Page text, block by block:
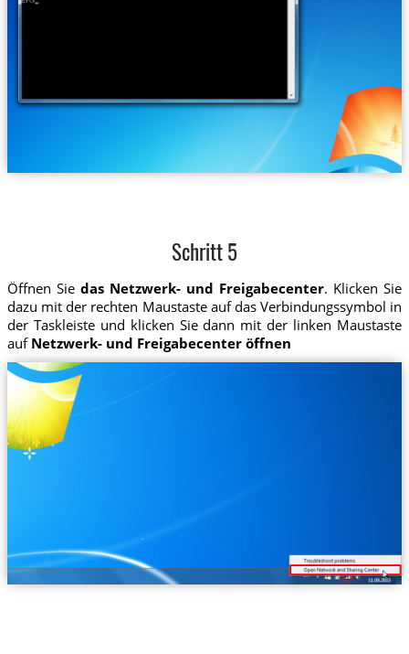
Schritt 5
Öffnen Sie das Netzwerk- und Freigabecenter. Klicken Sie
dazu mit der rechten Maustaste auf das Verbindungssymbol in
der Taskleiste und klicken Sie dann mit der linken Maustaste
auf Netzwerk- und Freigabecenter öffnen